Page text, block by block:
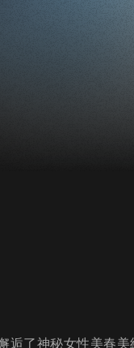
逅了神秘女性美春